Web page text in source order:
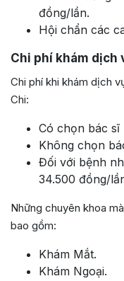
đồng/lần.
Hội chẩn các
Chi phí khám dịch
Chi phí khi khám dịch
Chi:
Có chọn bác sĩ
Không chọn
Đối với bệnh
34.500 đồng/
Những chuyên khoa
bao gồm:
Khám Mắt.
Khám Ngoại.